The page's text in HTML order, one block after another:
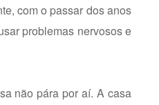
com o passar dos anos
problemas nervosos e
não pára por aí. A casa